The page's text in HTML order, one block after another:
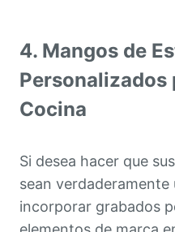
4. Mangos de
Personalizados
Cocina
Si desea hacer que
sean
incorporar grabados